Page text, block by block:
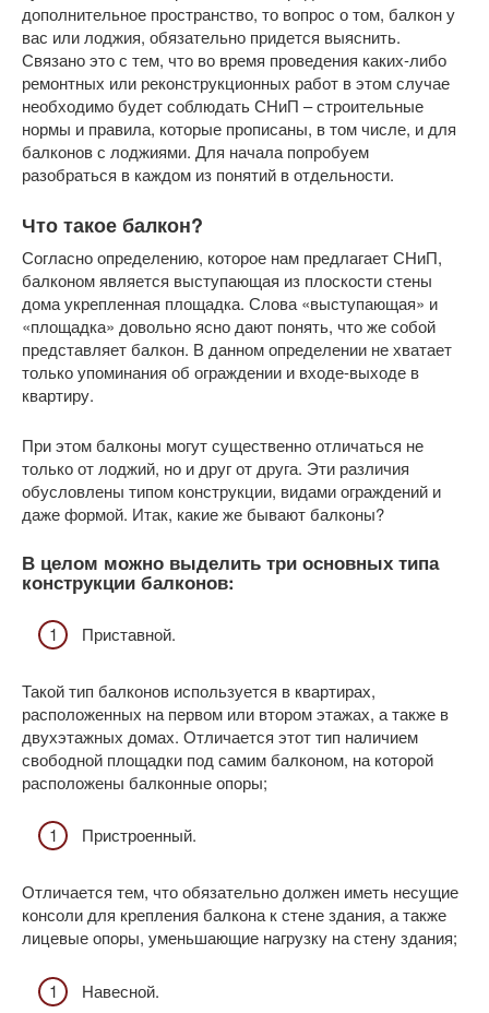
дополнительное пространство, то вопрос о том, балкон у
вас или лоджия, обязательно придется выяснить.
Связано это с тем, что во время проведения каких-либо
ремонтных или реконструкционных работ в этом случае
необходимо будет соблюдать СНиП – строительные
нормы и правила, которые прописаны, в том числе, и для
балконов с лоджиями. Для начала попробуем
разобраться в каждом из понятий в отдельности.
Что такое балкон?
Согласно определению, которое нам предлагает СНиП,
балконом является выступающая из плоскости стены
дома укрепленная площадка. Слова «выступающая» и
«площадка» довольно ясно дают понять, что же собой
представляет балкон. В данном определении не хватает
только упоминания об ограждении и входе-выходе в
квартиру.
При этом балконы могут существенно отличаться не
только от лоджий, но и друг от друга. Эти различия
обусловлены типом конструкции, видами ограждений и
даже формой. Итак, какие же бывают балконы?
В целом можно выделить три основных типа
конструкции балконов:
Приставной.
Такой тип балконов используется в квартирах,
расположенных на первом или втором этажах, а также в
двухэтажных домах. Отличается этот тип наличием
свободной площадки под самим балконом, на которой
расположены балконные опоры;
Пристроенный.
Отличается тем, что обязательно должен иметь несущие
консоли для крепления балкона к стене здания, а также
лицевые опоры, уменьшающие нагрузку на стену здания;
Навесной.